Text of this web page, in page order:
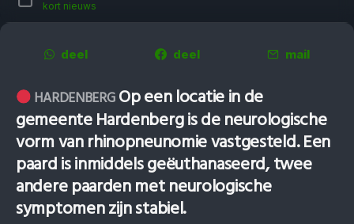
kort nieuws
deel deel mail
HARDENBERGOp een locatie in de
gemeente Hardenberg is de neurologische
vorm van rhinopneunomie vastgesteld. Een
paard is inmiddels geëuthanaseerd, twee
andere paarden met neurologische
symptomen zijn stabiel.